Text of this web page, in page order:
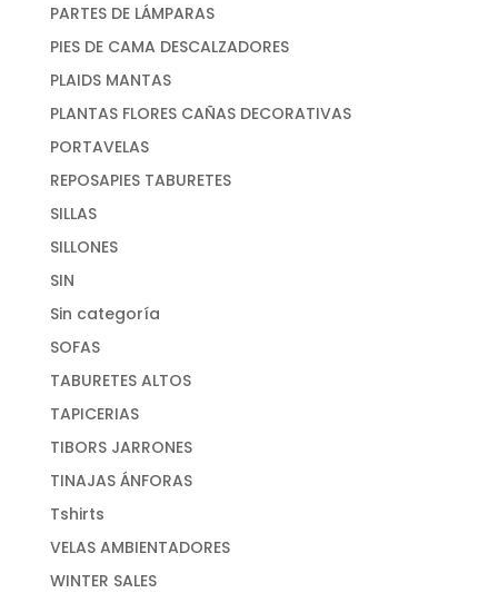
PARTES DE LÁMPARAS
PIES DE CAMA DESCALZADORES
PLAIDS MANTAS
PLANTAS FLORES CAÑAS DECORATIVAS
PORTAVELAS
REPOSAPIES TABURETES
SILLAS
SILLONES
SIN
Sin categoría
SOFAS
TABURETES ALTOS
TAPICERIAS
TIBORS JARRONES
TINAJAS ÁNFORAS
Tshirts
VELAS AMBIENTADORES
WINTER SALES